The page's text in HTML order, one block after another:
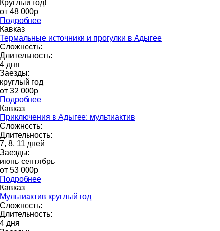
Круглый год!
от 48 000p
Подробнее
Кавказ
Термальные источники и прогулки в Адыгее
Сложность:
Длительность:
4 дня
Заезды:
круглый год
от 32 000p
Подробнее
Кавказ
Приключения в Адыгее: мультиактив
Сложность:
Длительность:
7, 8, 11 дней
Заезды:
июнь-сентябрь
от 53 000p
Подробнее
Кавказ
Мультиактив круглый год
Сложность:
Длительность:
4 дня